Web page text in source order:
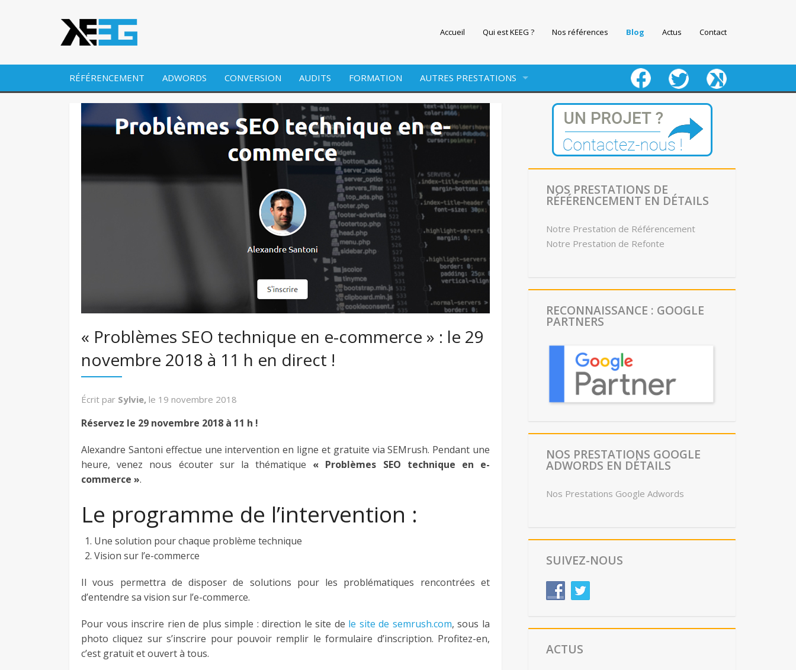
Accueil Qui est KEEG ? Nos références Blog Actus Contact
RÉFÉRENCEMENT ADWORDS CONVERSION AUDITS FORMATION AUTRES PRESTATIONS
EDITION
WEBMARKETING
fb twitter keeg
« Problèmes SEO technique en e-commerce » : le 29
novembre 2018 à 11 h en direct !
Écrit par Sylvie, le 19 novembre 2018
Réservez le 29 novembre 2018 à 11 h !
Alexandre Santoni effectue une intervention en ligne et gratuite via SEMrush. Pendant une
heure, venez nous écouter sur la thématique « Problèmes SEO technique en e-
commerce ».
Le programme de l’intervention :
Une solution pour chaque problème technique
Vision sur l’e-commerce
Il vous permettra de disposer de solutions pour les problématiques rencontrées et
d’entendre sa vision sur l’e-commerce.
Pour vous inscrire rien de plus simple : direction le site de le site de semrush.com, sous la
photo cliquez sur s’inscrire pour pouvoir remplir le formulaire d’inscription. Profitez-en,
c’est gratuit et ouvert à tous.
NOS PRESTATIONS DE
RÉFÉRENCEMENT EN DÉTAILS
Notre Prestation de Référencement
Notre Prestation de Refonte
RECONNAISSANCE : GOOGLE
PARTNERS
NOS PRESTATIONS GOOGLE
ADWORDS EN DÉTAILS
Nos Prestations Google Adwords
SUIVEZ-NOUS
ACTUS